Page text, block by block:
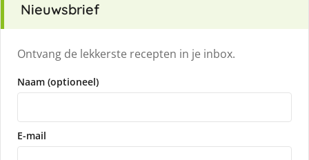
Nieuwsbrief
Ontvang de lekkerste recepten in je inbox.
Naam (optioneel)
E-mail